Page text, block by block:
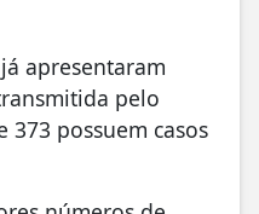
apresentaram
pelo
373 possuem casos